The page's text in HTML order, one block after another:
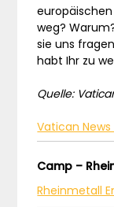
weg?
sie uns
habt Ihr zu
Quelle:
Vatican News
Camp –
Rheinmetall